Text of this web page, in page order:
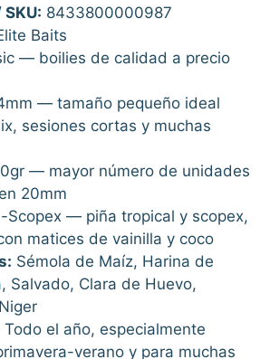
8433800000987
Baits
— boilies de calidad a precio
— tamaño pequeño ideal
sesiones cortas y muchas
— mayor número de unidades
20mm
Scopex — piña tropical y scopex,
matices de vainilla y coco
Sémola de Maíz, Harina de
Salvado, Clara de Huevo,
Todo el año, especialmente
verano y para muchas